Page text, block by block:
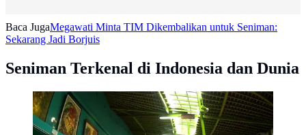
Baca JugaMegawati Minta TIM Dikembalikan untuk Seniman:
Sekarang Jadi Borjuis
Seniman Terkenal di Indonesia dan Dunia
Galeri pertama menceritakan tentang kehidupan
Affandi (foto : Akbarmuhibar)